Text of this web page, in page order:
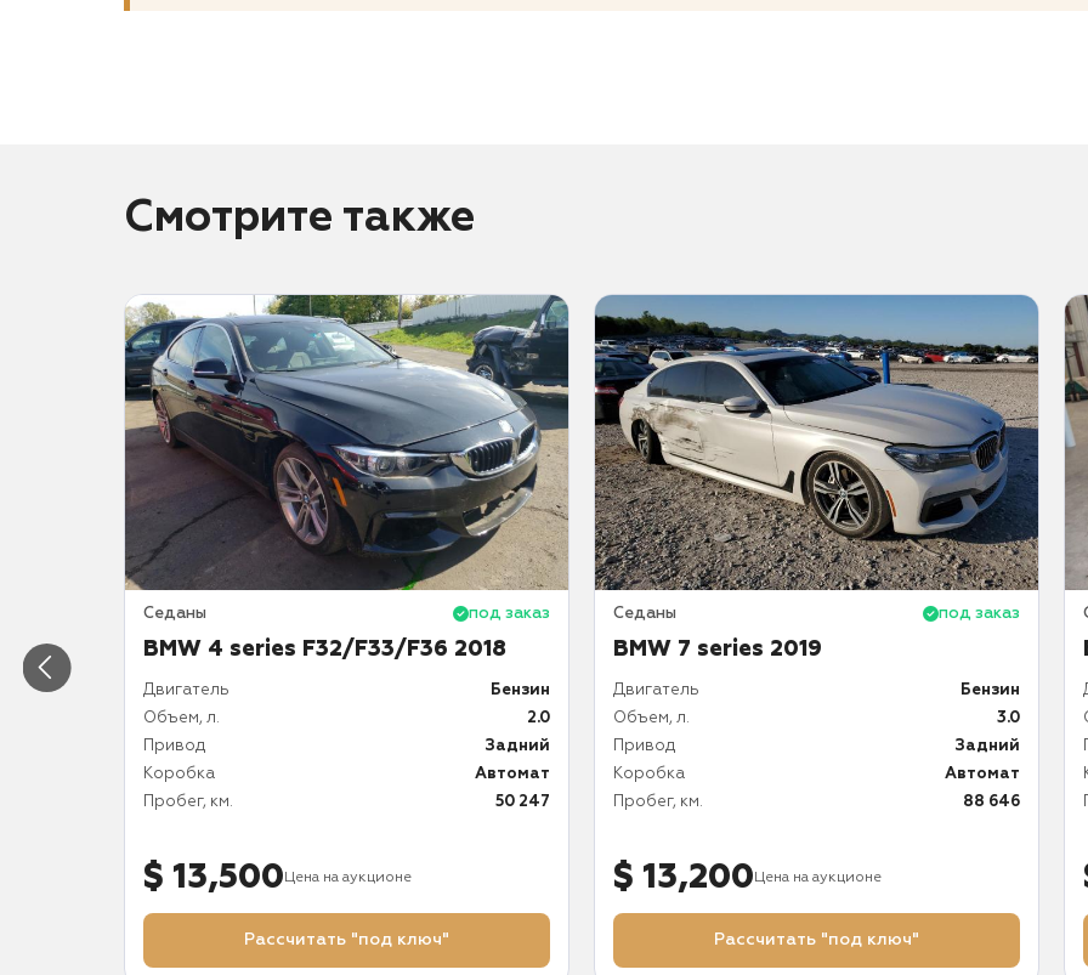
Смотрите также
Бензин
Седаны под заказ
BMW 4 series F32/F33/F36 2018
Двигатель
Бензин
Объем, л.
2.0
Привод
Задний
Коробка
Автомат
Пробег, км.
50 247
$ 13,500 Цена на аукционе
Рассчитать "под ключ"
Седаны под заказ
BMW 7 series 2019
Двигатель
Бензин
Объем, л.
3.0
Привод
Задний
Коробка
Автомат
Пробег, км.
88 646
$ 13,200 Цена на аукционе
Рассчитать "под ключ"